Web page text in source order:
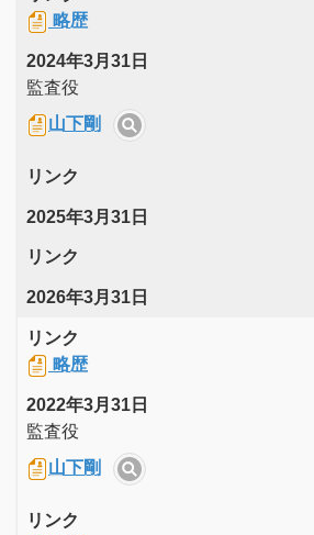
略歴
2024年3月31日
監査役
山下剛
リンク
2025年3月31日
リンク
2026年3月31日
リンク
略歴
2022年3月31日
監査役
山下剛
リンク